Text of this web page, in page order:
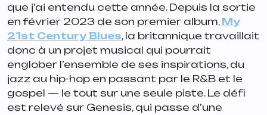
que j’ai entendu cette année. Depuis la sortie
en février 2023 de son premier album, My
21st Century Blues, la britannique travaillait
donc à un projet musical qui pourrait
englober l’ensemble de ses inspirations, du
jazz au hip-hop en passant par le R&B et le
gospel — le tout sur une seule piste. Le défi
est relevé sur Genesis, qui passe d’une